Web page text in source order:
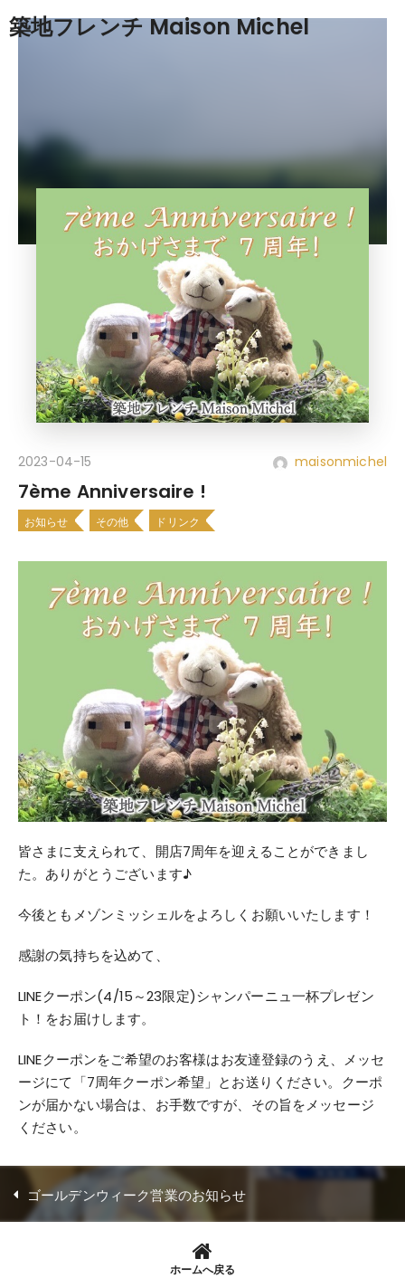
築地フレンチ Maison Michel
2023-04-15 maisonmichel
7ème Anniversaire !
お知らせ その他 ドリンク
皆さまに支えられて、開店7周年を迎えることができまし
た。ありがとうございます♪
今後ともメゾンミッシェルをよろしくお願いいたします！
感謝の気持ちを込めて、
LINEクーポン(4/15～23限定)シャンパーニュ一杯プレゼン
ト！をお届けします。
LINEクーポンをご希望のお客様はお友達登録のうえ、メッセ
ージにて「7周年クーポン希望」とお送りください。クーポ
ンが届かない場合は、お手数ですが、その旨をメッセージ
ください。
ゴールデンウィーク営業のお知らせ
ホームへ戻る